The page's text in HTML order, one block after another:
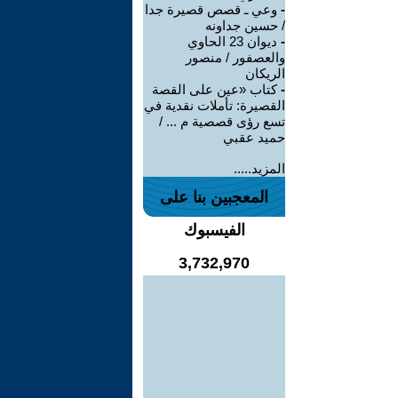
- وعي ـ قصص قصيرة جدا
/ حسين جداونه
-
ديوان 23 الحاوي
والعصفور / منصور
الريكان
-كتاب «عين على القصة
القصيرة: تأملات نقدية في
تسع رؤى قصصية م ... /
حميد عقبي
المزيد.....
المعجبين بنا على
الفيسبوك
3,732,970